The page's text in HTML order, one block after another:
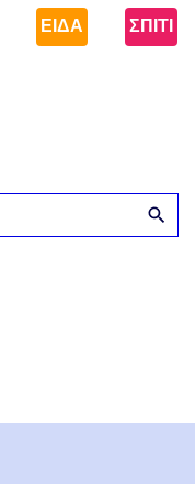
ΕΙΔΑ ΣΠΙΤΙ